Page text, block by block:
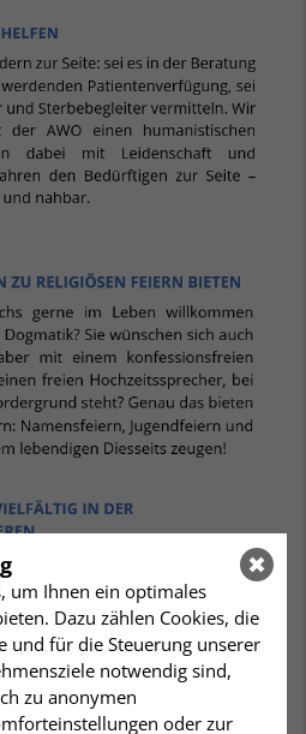
um Ihnen ein optimales
Dazu zählen Cookies, die
und für die Steuerung unserer
notwendig sind,
zu anonymen
oder zur